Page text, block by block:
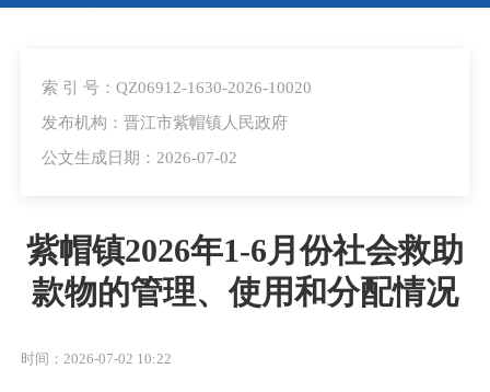
索 引 号：QZ06912-1630-2026-10020
发布机构：晋江市紫帽镇人民政府
公文生成日期：2026-07-02
紫帽镇2026年1-6月份社会救助
款物的管理、使用和分配情况
时间：2026-07-02 10:22